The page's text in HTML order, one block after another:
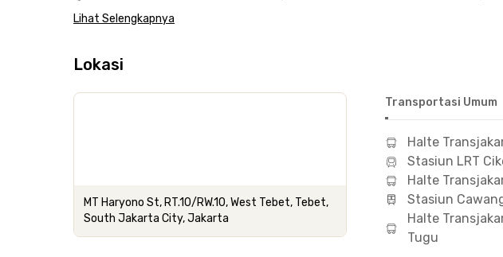
Lihat Selengkapnya
Lokasi
MT Haryono St, RT.10/RW.10, West Tebet, Tebet,
South Jakarta City, Jakarta
Transportasi Umum
Halte
Stasiun LRT
Halte
Stasiun
Halte
Tugu